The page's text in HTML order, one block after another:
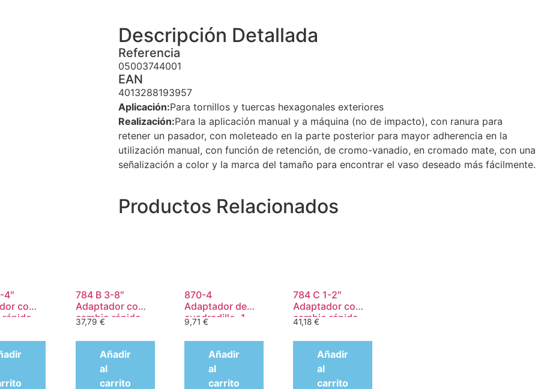
Descripción Detallada
Referencia
05003744001
EAN
4013288193957
Aplicación:Para tornillos y tuercas hexagonales exteriores
Realización:Para la aplicación manual y a máquina (no de impacto), con ranura para
retener un pasador, con moleteado en la parte posterior para mayor adherencia en la
utilización manual, con función de retención, de cromo-vanadio, en cromado mate, con una
señalización a color y la marca del tamaño para encontrar el vaso deseado más fácilmente.
Productos Relacionados
4″
con
1-4″ x
784 B 3-8″
Adaptador con
cambio rápido
de Wera, art.
no. 784 B-2 x 5-
16″ x 50 mm
37,79 €
Añadir
al
carrito
870-4
Adaptador de
cuadradillo, 1-
4″ x 50 mm
9,71 €
Añadir
al
carrito
784 C 1-2″
Adaptador con
cambio rápido
de Wera, art.
no. 784 C-2 x
5-16″ x 50 mm
41,18€
Añadir
al
carrito